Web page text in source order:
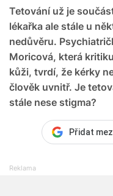
Tetování už je
lékařka ale stále u
nedůvěru.
Moricová, která
kůži, tvrdí, že kérky
člověk uvnitř. Je
stále nese stigma?
Přidat